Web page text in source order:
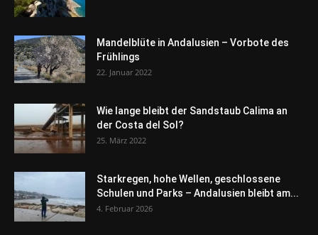
Mandelblüte in Andalusien – Vorbote des
Frühlings
22. Januar 2022
Wie lange bleibt der Sandstaub Calima an
der Costa del Sol?
25. März 2022
Starkregen, hohe Wellen, geschlossene
Schulen und Parks – Andalusien bleibt am...
4. Februar 2026